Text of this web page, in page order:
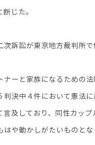
じた。
訴訟が東京地方裁判所
ーと家族になるための
決中４件において憲法
及しており、同性カップ
や動かしがたいものと